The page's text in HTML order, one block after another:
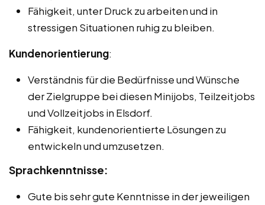
Fähigkeit, unter Druck zu arbeiten und in
stressigen Situationen ruhig zu bleiben.
Kundenorientierung:
Verständnis für die Bedürfnisse und Wünsche
der Zielgruppe bei diesen Minijobs, Teilzeitjobs
und Vollzeitjobs in Elsdorf.
Fähigkeit, kundenorientierte Lösungen zu
entwickeln und umzusetzen.
Sprachkenntnisse:
Gute bis sehr gute Kenntnisse in der jeweiligen